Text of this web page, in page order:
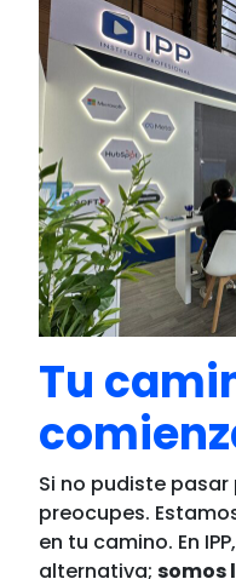
Tu
Si no pudiste
preocupes.
en tu camino. En
alternativa;somos